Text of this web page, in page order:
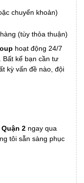
chuyển khoản)
(tùy thỏa thuận)
hoạt động 24/7
Bất kể bạn cần tư
kỳ vấn đề nào, đội
2 ngay qua
tôi sẵn sàng phục